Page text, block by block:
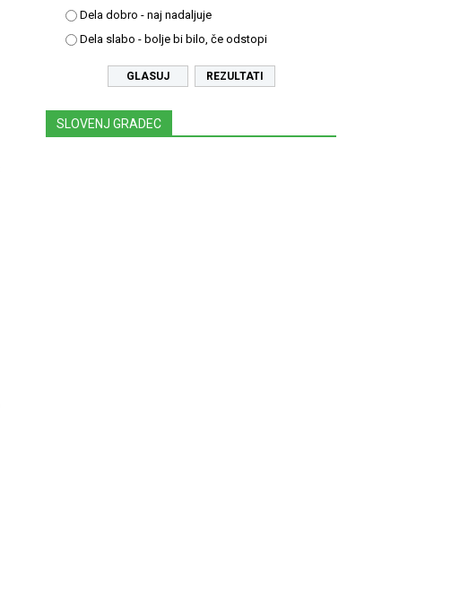
Dela dobro - naj nadaljuje
Dela slabo - bolje bi bilo, če odstopi
REZULTATI
SLOVENJ GRADEC